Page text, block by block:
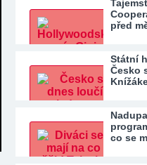
před
Státní
Česko
co se